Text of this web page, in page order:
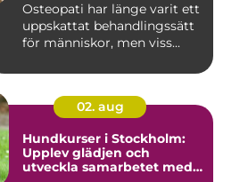
Osteopati har länge varit ett
uppskattat behandlingssätt
för människor, men viss...
02. aug
Hundkurser i Stockholm:
Upplev glädjen och
utveckla samarbetet med